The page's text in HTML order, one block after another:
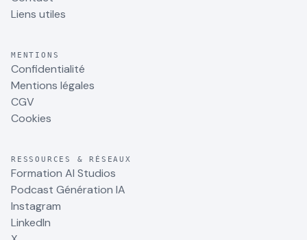
Liens utiles
MENTIONS
Confidentialité
Mentions légales
CGV
Cookies
RESSOURCES & RÉSEAUX
Formation AI Studios
Podcast Génération IA
Instagram
LinkedIn